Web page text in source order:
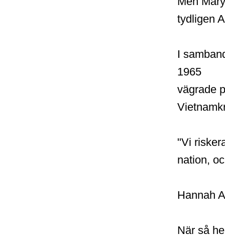
tydligen
I
1965
vägrade
"Vi
nation,
Hannah
När så